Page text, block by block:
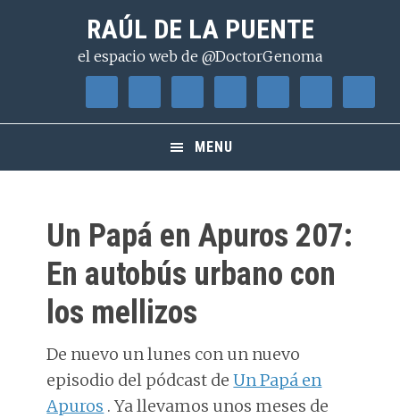
contenido
RAÚL DE LA PUENTE
el espacio web de @DoctorGenoma
MENU
Un Papá en Apuros 207:
En autobús urbano con
los mellizos
De nuevo un lunes con un nuevo
episodio del pódcast deUn Papá en
Apuros . Ya llevamos unos meses de